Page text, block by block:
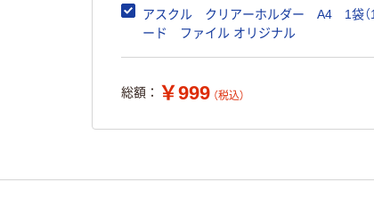
アスクル クリアーホルダー A4 1袋（
ード ファイル オリジナル
総額： ￥999 （税込）